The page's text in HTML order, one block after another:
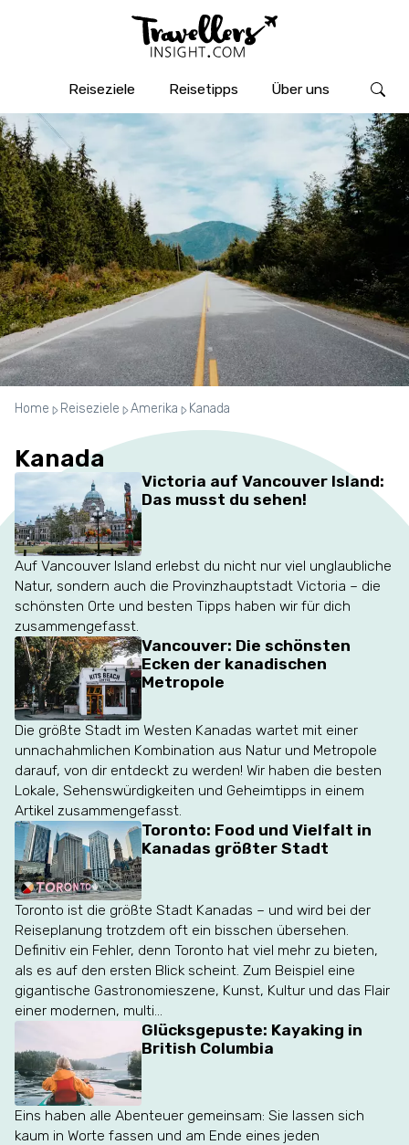
Reiseziele Reisetipps Über uns
Home Reiseziele Amerika Kanada
Kanada
Victoria auf Vancouver Island:
Das musst du sehen!
Auf Vancouver Island erlebst du nicht nur viel unglaubliche
Natur, sondern auch die Provinzhauptstadt Victoria – die
schönsten Orte und besten Tipps haben wir für dich
zusammengefasst.
Vancouver: Die schönsten
Ecken der kanadischen
Metropole
Die größte Stadt im Westen Kanadas wartet mit einer
unnachahmlichen Kombination aus Natur und Metropole
darauf, von dir entdeckt zu werden! Wir haben die besten
Lokale, Sehenswürdigkeiten und Geheimtipps in einem
Artikel zusammengefasst.
Toronto: Food und Vielfalt in
Kanadas größter Stadt
Toronto ist die größte Stadt Kanadas – und wird bei der
Reiseplanung trotzdem oft ein bisschen übersehen.
Definitiv ein Fehler, denn Toronto hat viel mehr zu bieten,
als es auf den ersten Blick scheint. Zum Beispiel eine
gigantische Gastronomieszene, Kunst, Kultur und das Flair
einer modernen, multi...
Glücksgepuste: Kayaking in
British Columbia
Eins haben alle Abenteuer gemeinsam: Sie lassen sich
kaum in Worte fassen und am Ende eines jeden